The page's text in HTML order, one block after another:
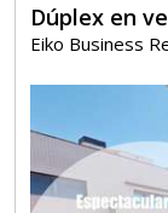
Dúplex en
Eiko Business